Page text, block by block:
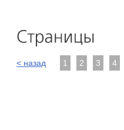
< назад 1 2 3 4